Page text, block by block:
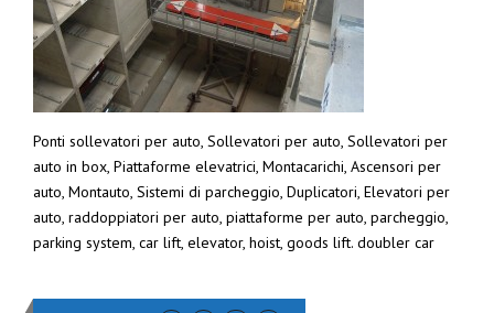
Ponti sollevatori per auto, Sollevatori per auto, Sollevatori per
auto in box, Piattaforme elevatrici, Montacarichi, Ascensori per
auto, Montauto, Sistemi di parcheggio, Duplicatori, Elevatori per
auto, raddoppiatori per auto, piattaforme per auto, parcheggio,
parking system, car lift, elevator, hoist, goods lift. doubler car